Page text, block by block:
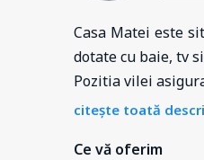
Casa Matei este
dotate cu baie, tv
Pozitia vilei
citește toată
Ce vă oferim